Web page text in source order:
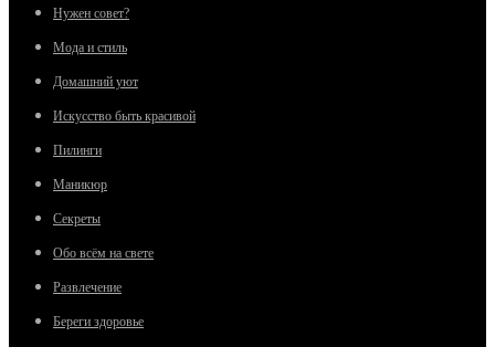
Нужен совет?
Мода и стиль
Домашний уют
Искусство быть красивой
Пилинги
Маникюр
Секреты
Обо всём на свете
Развлечение
Береги здоровье